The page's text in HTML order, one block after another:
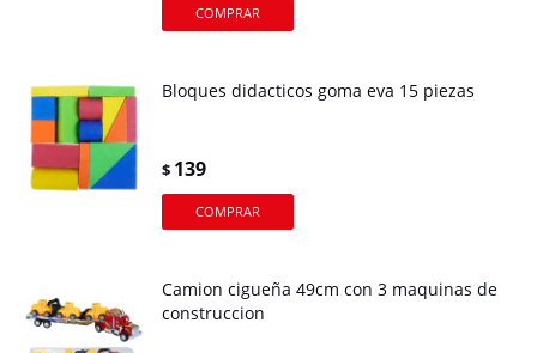
Bloques didacticos goma eva 15 piezas
$ 139
Camion cigueña 49cm con 3 maquinas de
construccion